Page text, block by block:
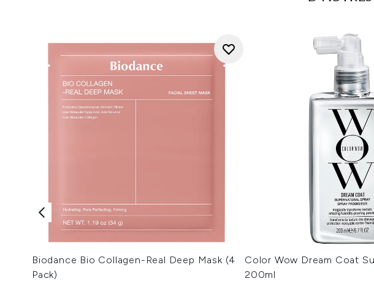
Biodance Bio Collagen-Real Deep Mask (4
Pack)
Color Wow Dream Coat
200ml